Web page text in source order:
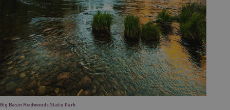
Big Basin Redwoods State Park